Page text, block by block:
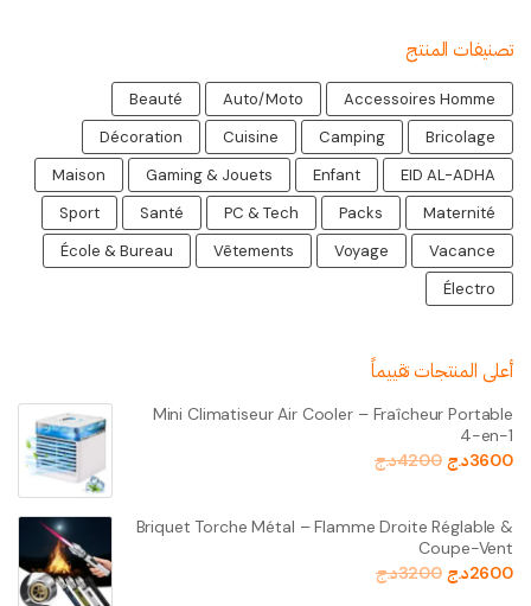
تصنيفات المنتج
Accessoires Homme
Auto/Moto
Beauté
Bricolage
Camping
Cuisine
Décoration
EID AL-ADHA
Enfant
Gaming & Jouets
Maison
Maternité
Packs
PC & Tech
Santé
Sport
Vacance
Voyage
Vêtements
École & Bureau
Électro
أعلى المنتجات تقييماً
Mini Climatiseur Air Cooler – Fraîcheur Portable
4-en-1
3600د.ج 4200د.ج
Briquet Torche Métal – Flamme Droite Réglable &
Coupe-Vent
2600د.ج 3200د.ج